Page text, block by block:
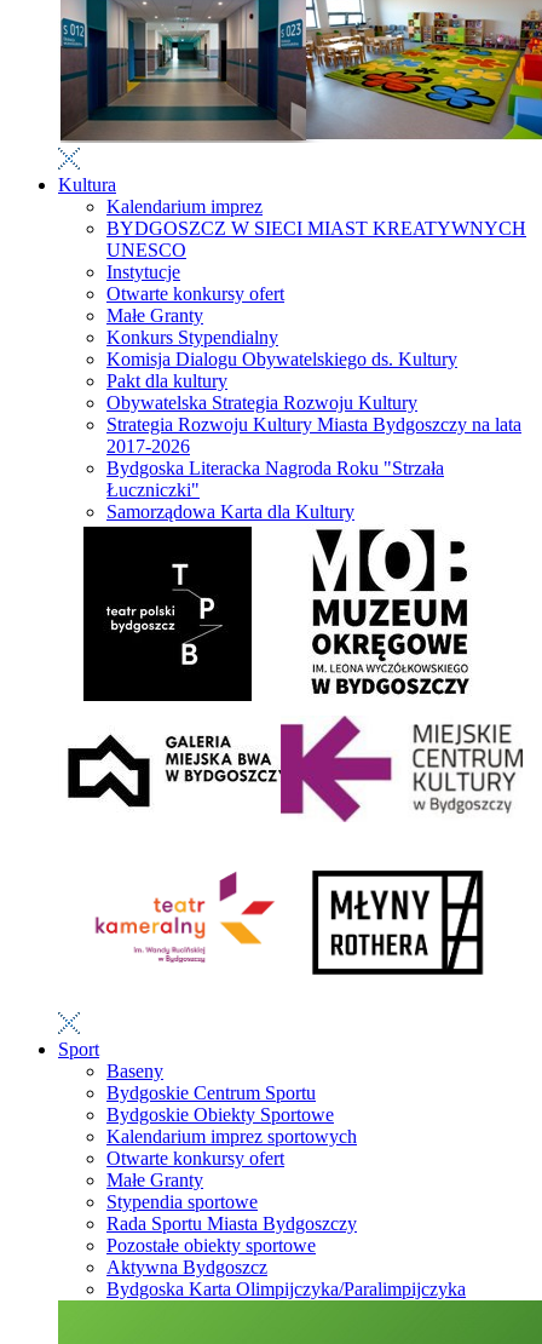
Kultura
Kalendarium imprez
BYDGOSZCZ W SIECI MIAST KREATYWNYCH
UNESCO
Instytucje
Otwarte konkursy ofert
Małe Granty
Konkurs Stypendialny
Komisja Dialogu Obywatelskiego ds. Kultury
Pakt dla kultury
Obywatelska Strategia Rozwoju Kultury
Strategia Rozwoju Kultury Miasta Bydgoszczy na lata
2017-2026
Bydgoska Literacka Nagroda Roku "Strzała
Łuczniczki"
Samorządowa Karta dla Kultury
Sport
Baseny
Bydgoskie Centrum Sportu
Bydgoskie Obiekty Sportowe
Kalendarium imprez sportowych
Otwarte konkursy ofert
Małe Granty
Stypendia sportowe
Rada Sportu Miasta Bydgoszczy
Pozostałe obiekty sportowe
Aktywna Bydgoszcz
Bydgoska Karta Olimpijczyka/Paralimpijczyka